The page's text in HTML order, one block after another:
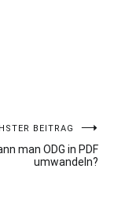
BEITRAG
man ODG in PDF
umwandeln?